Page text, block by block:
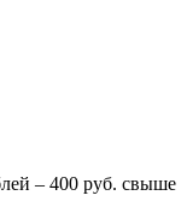
– 400 руб. свыше